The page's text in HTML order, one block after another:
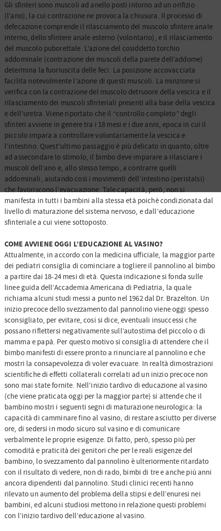
Gli sfinteri sono muscoli ad anello posti intorno ad un orifizio
(l’ano), la cui contrazione ne provoca la chiusura. Il processo di
defecazione comprende il rilasciamento del muscolo sfintere anale
interno, dello sfintere anale esterno (volontario), e il rilasciamento
del muscolo puborettale. L’azione del cosiddetto torchio
addominale (contrazione dei muscoli della parete dell’addome)
determina la fuoriuscita delle feci. La posizione accovacciata
facilita notevolmente l’azione di questi muscoli. La minzione si
verifica con la contrazione del muscolo detrusore della vescica e il
rilasciamento dei muscoli sfinteriali presenti alla base della vescica
e dell’uretra. Viene riportato che il “controllo completo” degli
sfinteri avviene in genere tra i 18 mesi e i due anni, epoca in cui il
piccolo impara a controllare volontariamente la vescica e
l’intestino. Quest’ultimo passaggio è più delicato in quanto, oltre
ad assecondare lo stimolo, il bimbo deve imparare a rilasciare i
muscoli dell’ano e, allo stesso tempo, a contrarre quelli
addominali, aiutando così i movimenti dell’intestino (peristalsi)
che favoriscono l’evacuazione. Tale capacità, però, non si
manifesta in tutti i bambini alla stessa età poichè condizionata dal
livello di maturazione del sistema nervoso, e dall’educazione
sfinteriale a cui viene sottoposto.
COME AVVIENE OGGI L’EDUCAZIONE AL VASINO?
Attualmente, in accordo con la medicina ufficiale, la maggior parte
dei pediatri consiglia di cominciare a togliere il pannolino al bimbo
a partire dai 18-24 mesi di età. Questa indicazione si fonda sulle
linee guida dell’Accademia Americana di Pediatria, la quale
richiama alcuni studi messi a punto nel 1962 dal Dr. Brazelton. Un
inizio precoce dello svezzamento dal pannolino viene oggi spesso
sconsigliato, per evitare, cosi si dice, eventuali insuccessi che
possano riflettersi negativamente sull’autostima del piccolo o di
mamma e papà. Per questo motivo si consiglia di attendere che il
bimbo manifesti di essere pronto a rinunciare al pannolino e che
mostri la consapevolezza di voler evacuare. In realtà dimostrazioni
scientifiche di effetti collaterali correlati ad un inizio precoce non
sono mai state fornite. Nell’inizio tardivo di educazione al vasino
(che viene praticata oggi per la maggior parte) si attende che il
bambino mostri i seguenti segni di maturazione neurologica: la
capacità di camminare fino al vasino, di restare asciutto per diverse
ore, di sedersi in modo sicuro sul vasino e di comunicare
verbalmente le proprie esigenze. Di fatto, però, spesso più per
comodità e praticità dei genitori che per le reali esigenze del
bambino, lo svezzamento dal pannolino è ulteriormente ritardato
con il risultato di vedere, non di rado, bimbi di tre e anche più anni
ancora dipendenti dal pannolino. Studi clinici recenti hanno
rilevato un aumento del problema della stipsi e dell’enuresi nei
bambini, ed alcuni studiosi mettono in relazione questi problemi
con l’inizio tardivo dell’educazione al vasino.